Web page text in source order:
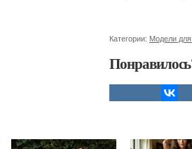
Категории: Модели